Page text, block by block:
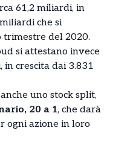
61,2 miliardi, in
che si
trimestre del 2020.
si attestano invece
crescita dai 3.831
uno stock split,
20 a 1, che darà
ogni azione in loro